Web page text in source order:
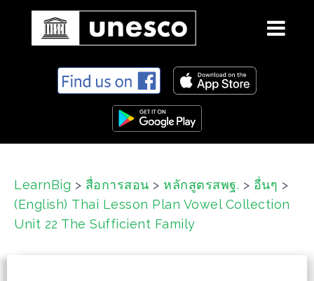
n
LearnBig > สื่อการสอน > หลักสูตรสพฐ. > อื่นๆ >
(English) Thai Lesson Plan Vowel Collection
Unit 22 The Sufficient Family